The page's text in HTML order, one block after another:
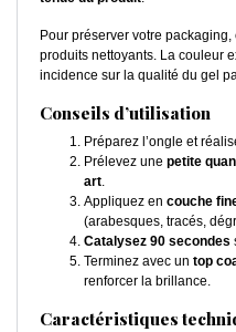
Pour préserver votre
produits nettoyants. La couleur
incidence sur la qualité du gel
Conseils d’utilisation
Préparez l’ongle et
Prélevez une petite
art.
Appliquez en couche
(arabesques, tracés,
Catalysez 90 secondes
Terminez avec un top
renforcer la brillance.
Caractéristiques